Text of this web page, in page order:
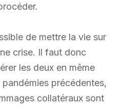
de mettre la vie sur
crise. Il faut donc
les deux en même
précédentes,
collatéraux sont